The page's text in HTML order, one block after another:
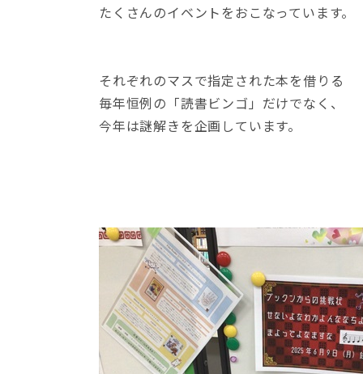
たくさんのイベントをおこなっています。
それぞれのマスで指定された本を借りる
毎年恒例の「読書ビンゴ」だけでなく、
今年は謎解きを企画しています。